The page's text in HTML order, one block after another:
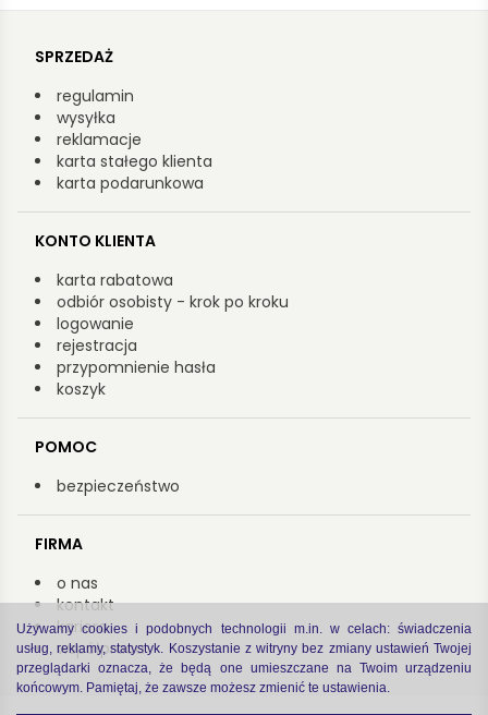
Używamy cookies i podobnych technologii m.in. w celach: świadczenia
usług, reklamy, statystyk. Koszystanie z witryny bez zmiany ustawień Twojej
przeglądarki oznacza, że będą one umieszczane na Twoim urządzeniu
końcowym. Pamiętaj, że zawsze możesz zmienić te ustawienia.
SPRZEDAŻ
regulamin
wysyłka
reklamacje
karta stałego klienta
karta podarunkowa
KONTO KLIENTA
karta rabatowa
odbiór osobisty - krok po kroku
logowanie
rejestracja
przypomnienie hasła
koszyk
POMOC
bezpieczeństwo
FIRMA
o nas
kontakt
kariera
współpraca